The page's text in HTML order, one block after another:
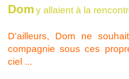
Dom y allaient à la
D'ailleurs, Dom ne
compagnie sous ces
ciel ...